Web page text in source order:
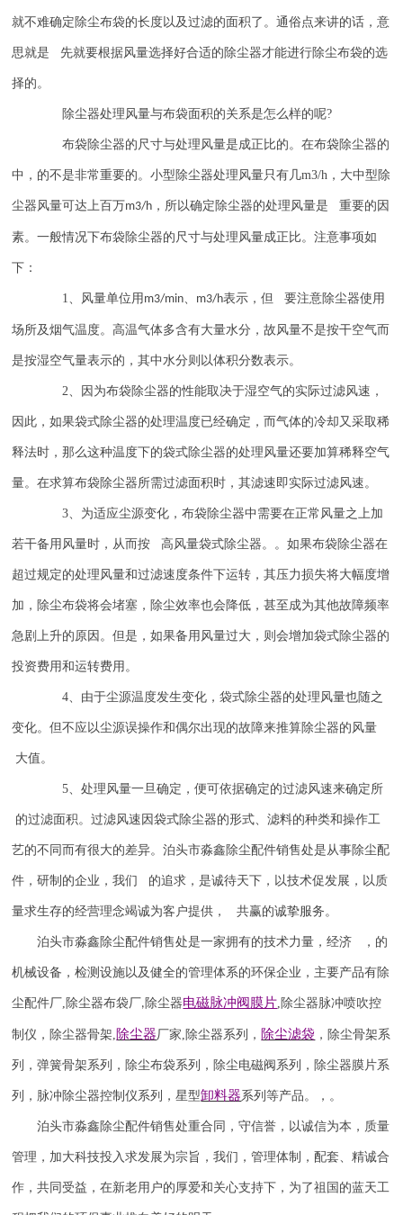
就不难确定除尘布袋的长度以及过滤的面积了。通俗点来讲的话，意
思就是 先就要根据风量选择好合适的除尘器才能进行除尘布袋的选
择的。
除尘器处理风量与布袋面积的关系是怎么样的呢?
布袋除尘器的尺寸与处理风量是成正比的。在布袋除尘器的
中，的不是非常重要的。小型除尘器处理风量只有几m3/h ，大中型除
尘器风量可达上百万m3/h ，所以确定除尘器的处理风量是 重要的因
素。一般情况下布袋除尘器的尺寸与处理风量成正比。注意事项如
下：
1、风量单位用 m3/min、 m3/h表示，但 要注意除尘器使用
场所及烟气温度。高温气体多含有大量水分，故风量不是按干空气而
是按湿空气量表示的，其中水分则以体积分数表示。
2、因为布袋除尘器的性能取决于湿空气的实际过滤风速，
因此，如果袋式除尘器的处理温度已经确定，而气体的冷却又采取稀
释法时，那么这种温度下的袋式除尘器的处理风量还要加算稀释空气
量。在求算布袋除尘器所需过滤面积时，其滤速即实际过滤风速。
3、为适应尘源变化，布袋除尘器中需要在正常风量之上加
若干备用风量时，从而按 高风量袋式除尘器。。如果布袋除尘器在
超过规定的处理风量和过滤速度条件下运转，其压力损失将大幅度增
加，除尘布袋将会堵塞，除尘效率也会降低，甚至成为其他故障频率
急剧上升的原因。但是，如果备用风量过大，则会增加袋式除尘器的
投资费用和运转费用。
4、由于尘源温度发生变化，袋式除尘器的处理风量也随之
变化。但不应以尘源误操作和偶尔出现的故障来推算除尘器的风量
大值。
5、处理风量一旦确定，便可依据确定的过滤风速来确定所
的过滤面积。过滤风速因袋式除尘器的形式、滤料的种类和操作工
艺的不同而有很大的差异。泊头市淼鑫除尘配件销售处是从事除尘配
件，研制的企业，我们 的追求，是诚待天下，以技术促发展，以质
量求生存的经营理念竭诚为客户提供， 共赢的诚挚服务。
泊头市淼鑫除尘配件销售处是一家拥有的技术力量，经济 ，的
机械设备，检测设施以及健全的管理体系的环保企业，主要产品有除
尘配件厂, 除尘器布袋厂, 除尘器电磁脉冲阀膜片, 除尘器脉冲喷吹控
制仪 ， 除尘器骨架,除尘器厂家, 除尘器系列， 除尘滤袋 ，除尘骨架系
列，弹簧骨架系列，除尘布袋系列，除尘电磁阀系列，除尘器膜片系
列，脉冲除尘器控制仪系列，星型卸料器系列等产品。，。
泊头市淼鑫除尘配件销售处重合同，守信誉，以诚信为本，质量
管理，加大科技投入求发展为宗旨，我们，管理体制，配套、精诚合
作，共同受益，在新老用户的厚爱和关心支持下，为了祖国的蓝天工